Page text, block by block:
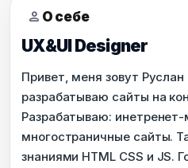
person О себе
UX&UI Designer
Привет, меня зовут
разрабатываю сайты на
Разрабатываю:
многостраничные сайты.
знаниями HTML CSS и JS.